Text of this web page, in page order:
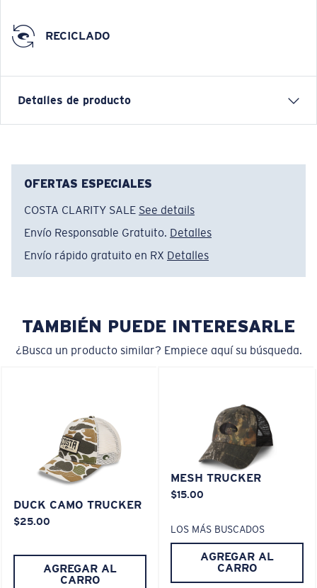
RECICLADO
Detalles de producto
Nombre del modelo: Bass Waves Trucker
Color:Negro
OFERTAS ESPECIALES
COSTA CLARITY SALE See details
Envío Responsable Gratuito. Detalles
Envío rápido gratuito en RX Detalles
TAMBIÉN PUEDE INTERESARLE
¿Busca un producto similar? Empiece aquí su búsqueda.
DUCK CAMO TRUCKER
$25.00
AGREGAR AL
CARRO
MESH TRUCKER
$15.00
LOS MÁS BUSCADOS
AGREGAR AL
CARRO